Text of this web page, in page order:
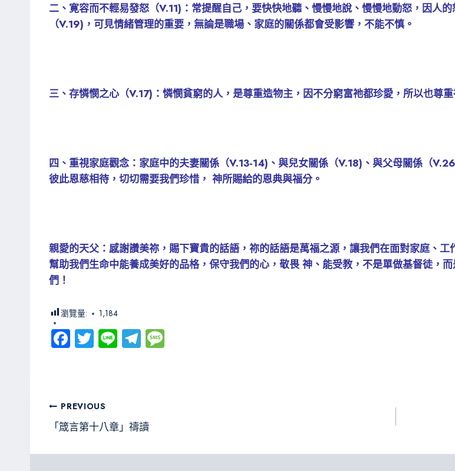
二、寛容而不輕易發怒（V.11)：常提醒自己，要快快地聽、慢慢地說、慢慢地動怒，因人
（V.19)，可見情緒管理的重要，無論是職場、家庭的關係都會受影響，不能不慎。
三、存憐憫之心（V.17)：憐憫貧窮的人，是尊重造物主，因不分窮富祂都珍愛，所以也尊
四、重視家庭觀念：家庭中的夫妻關係（V.13-14)、與兒女關係（V.18)、與父母關係（
彼此恩慈相待，切切需要我們珍惜， 神所賜給的恩典與福分。
親愛的天父：感謝讚美祢，賜下寶貴的話語，祢的話語是萬福之源，讓我們在面對家庭、
幫助我們生命中能養成美好的品格，保守我們的心，敬畏 神、能受教，不是單做基督徒，
們！
瀏覽量: 1,184
Fa
ce
ok
T
wi
Li
ne
Te
le
文
章
導
PREVIOUS
「箴言第十八章」禱讀